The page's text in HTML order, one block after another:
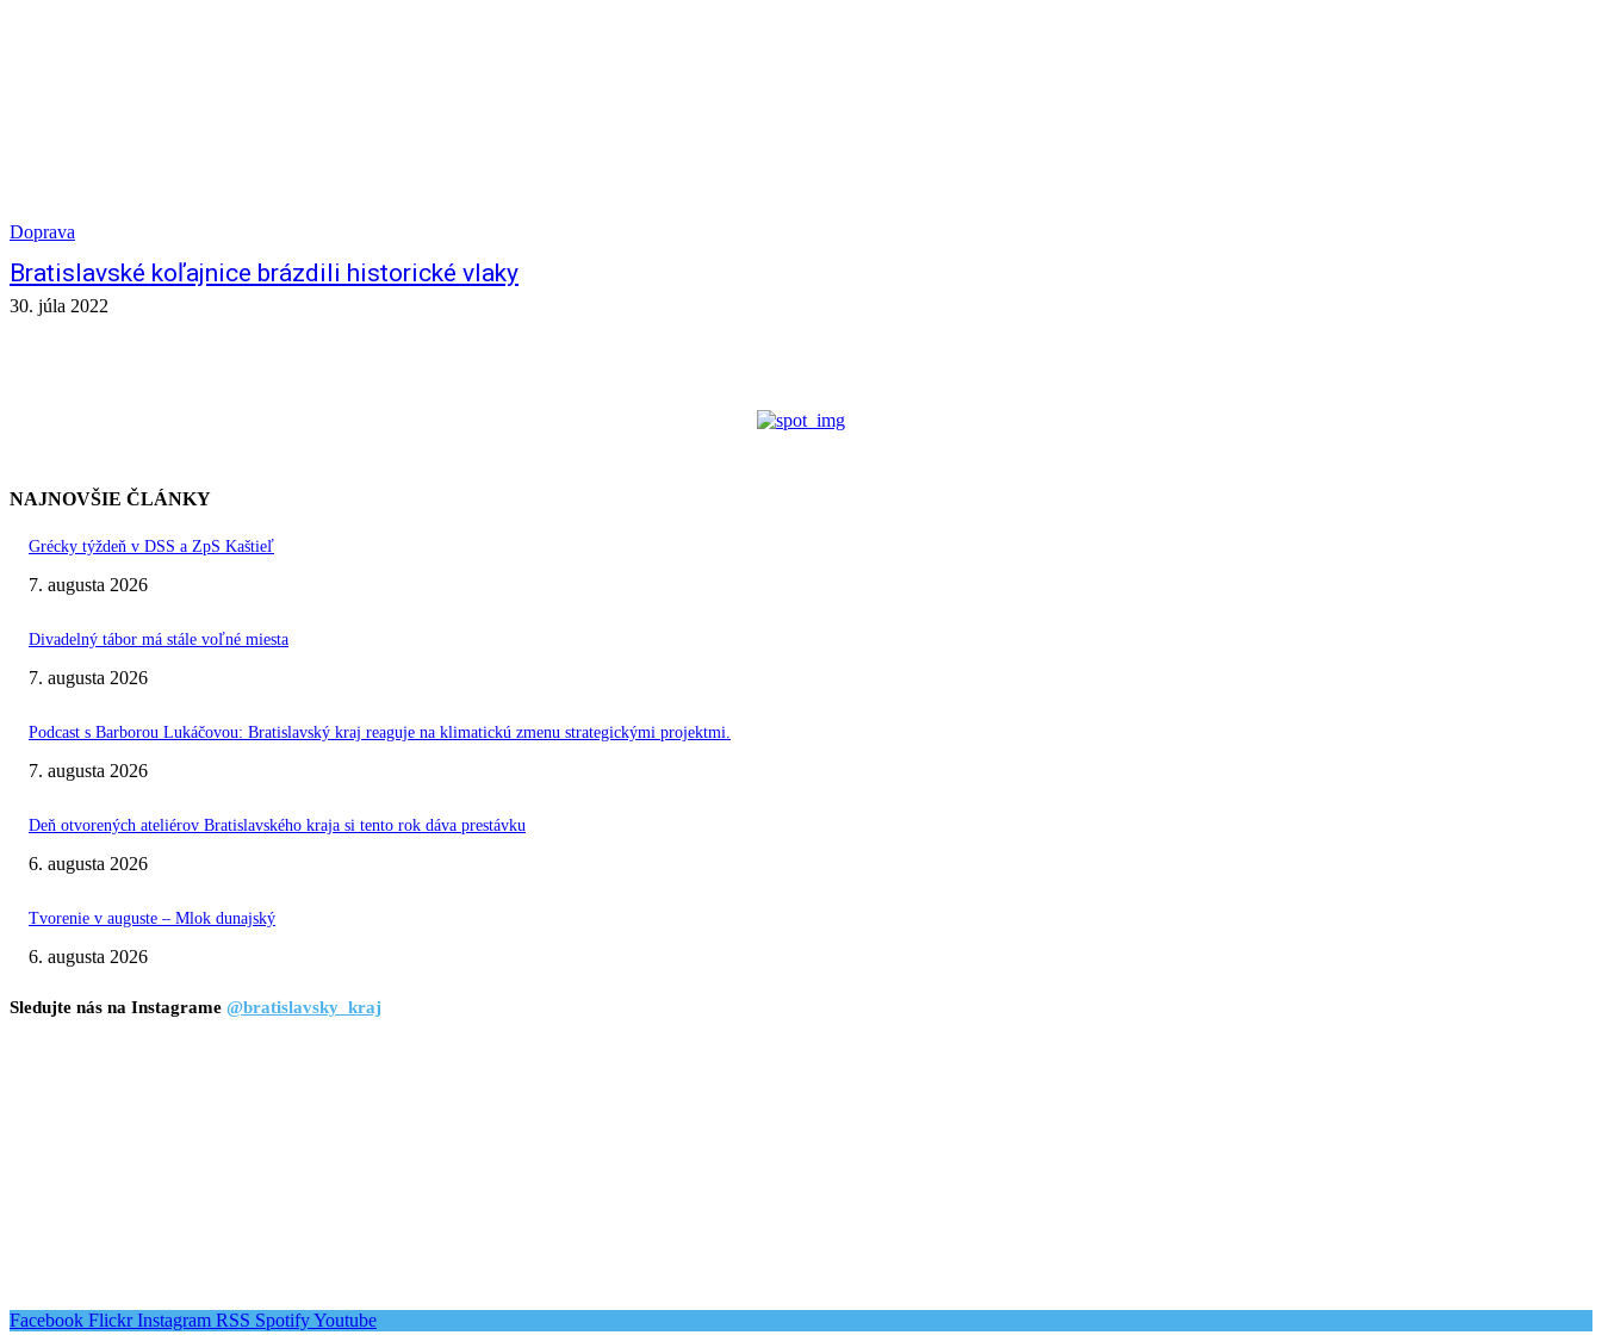
Doprava
Bratislavské koľajnice brázdili historické vlaky
30. júla 2022
NAJNOVŠIE ČLÁNKY
Grécky týždeň v DSS a ZpS Kaštieľ
7. augusta 2026
Divadelný tábor má stále voľné miesta
7. augusta 2026
Podcast s Barborou Lukáčovou: Bratislavský kraj reaguje na klimatickú zmenu strategickými projektmi.
7. augusta 2026
Deň otvorených ateliérov Bratislavského kraja si tento rok dáva prestávku
6. augusta 2026
Tvorenie v auguste – Mlok dunajský
6. augusta 2026
Sledujte nás na Instagrame @bratislavsky_kraj
Facebook Flickr Instagram RSS SpotifyYoutube